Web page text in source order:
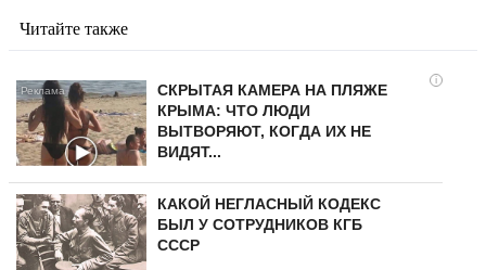
Читайте также
i
СКРЫТАЯ КАМЕРА НА ПЛЯЖЕ
КРЫМА: ЧТО ЛЮДИ
ВЫТВОРЯЮТ, КОГДА ИХ НЕ
ВИДЯТ...
КАКОЙ НЕГЛАСНЫЙ КОДЕКС
БЫЛ У СОТРУДНИКОВ КГБ
СССР